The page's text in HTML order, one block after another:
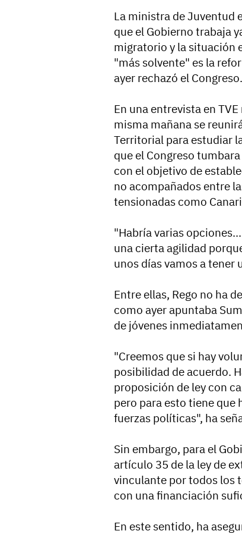
La ministra de Juventud
que el Gobierno trabaja
migratorio y la situación
"más solvente" es la
ayer rechazó el Congreso.
En una entrevista en
misma mañana se
Territorial para estudiar
que el Congreso
con el objetivo de
no acompañados entre
tensionadas como
"Habría varias
una cierta agilidad
unos días vamos a tener
Entre ellas, Rego no ha
como ayer apuntaba
de jóvenes
"Creemos que si hay
posibilidad de acuerdo.
proposición de ley con
pero para esto tiene que
fuerzas políticas", ha
Sin embargo, para el
artículo 35 de la ley de
vinculante por todos los
con una financiación
En este sentido, ha